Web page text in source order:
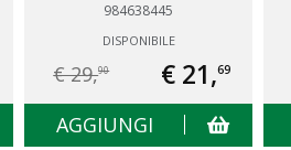
984638445
DISPONIBILE
€ 29,90 € 21,69
AGGIUNGI